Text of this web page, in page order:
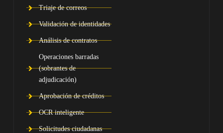
Triaje de correos
Validación de identidades
Análisis de contratos
Operaciones barradas
(sobrantes de
adjudicación)
Aprobación de créditos
OCR inteligente
Solicitudes ciudadanas